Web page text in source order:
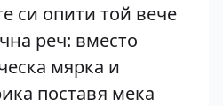
си опити той вече
реч: вместо
мярка и
поставя мека